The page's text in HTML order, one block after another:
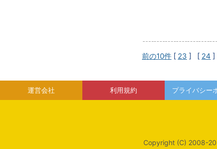
前の10件 [ 23 ] [ 24
運営会社 利用規約 プライバシー
Copyright (C) 2008-